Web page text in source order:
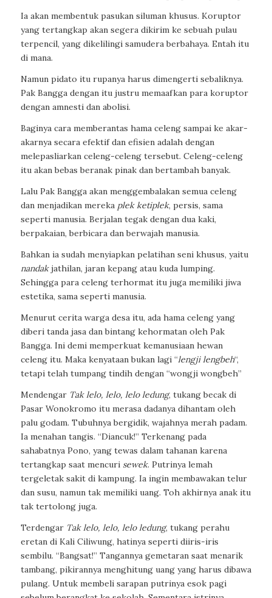
Ia akan membentuk pasukan siluman khusus. Koruptor
yang tertangkap akan segera dikirim ke sebuah pulau
terpencil, yang dikelilingi samudera berbahaya. Entah itu
di mana.
Namun pidato itu rupanya harus dimengerti sebaliknya.
Pak Bangga dengan itu justru memaafkan para koruptor
dengan amnesti dan abolisi.
Baginya cara memberantas hama celeng sampai ke akar-
akarnya secara efektif dan efisien adalah dengan
melepasliarkan celeng-celeng tersebut. Celeng-celeng
itu akan bebas beranak pinak dan bertambah banyak.
Lalu Pak Bangga akan menggembalakan semua celeng
dan menjadikan mereka plek ketiplek, persis, sama
seperti manusia. Berjalan tegak dengan dua kaki,
berpakaian, berbicara dan berwajah manusia.
Bahkan ia sudah menyiapkan pelatihan seni khusus, yaitu
nandakjathilan, jaran kepang atau kuda lumping.
Sehingga para celeng terhormat itu juga memiliki jiwa
estetika, sama seperti manusia.
Menurut cerita warga desa itu, ada hama celeng yang
diberi tanda jasa dan bintang kehormatan oleh Pak
Bangga. Ini demi memperkuat kemanusiaan hewan
celeng itu. Maka kenyataan bukan lagi “lengji lengbeh“,
tetapi telah tumpang tindih dengan “wongji wongbeh”
Mendengar Tak lelo, lelo, lelo ledung, tukang becak di
Pasar Wonokromo itu merasa dadanya dihantam oleh
palu godam. Tubuhnya bergidik, wajahnya merah padam.
Ia menahan tangis. “Diancuk!” Terkenang pada
sahabatnya Pono, yang tewas dalam tahanan karena
tertangkap saat mencuri sewek. Putrinya lemah
tergeletak sakit di kampung. Ia ingin membawakan telur
dan susu, namun tak memiliki uang. Toh akhirnya anak itu
tak tertolong juga.
Terdengar Tak lelo, lelo, lelo ledung, tukang perahu
eretan di Kali Ciliwung, hatinya seperti diiris-iris
sembilu. “Bangsat!” Tangannya gemetaran saat menarik
tambang, pikirannya menghitung uang yang harus dibawa
pulang. Untuk membeli sarapan putrinya esok pagi